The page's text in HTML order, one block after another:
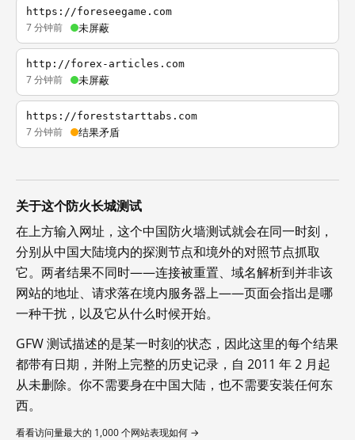
https://foreseegame.com
7 分钟前 未屏蔽
http://forex-articles.com
7 分钟前 未屏蔽
https://foreststarttabs.com
7 分钟前 结果矛盾
关于这个防火长城测试
在上方输入网址，这个中国防火墙测试就会在同一时刻，
分别从中国大陆境内的探测节点和境外的对照节点抓取
它。两者结果不同时——连接被重置、域名解析到并非该
网站的地址、请求落在境内服务器上——页面会指出是哪
一种干扰，以及它从什么时候开始。
GFW 测试描述的是某一时刻的状态，因此这里的每个结果
都带有日期，并附上完整的历史记录，自 2011 年 2 月起
从未删除。你不需要身在中国大陆，也不需要安装任何东
西。
看看访问量最大的 1,000 个网站表现如何 →